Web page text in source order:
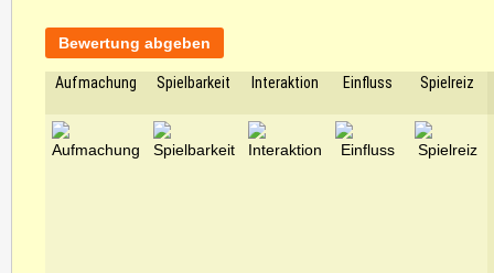
Bewertung abgeben
Aufmachung Spielbarkeit Interaktion Einfluss Spielreiz